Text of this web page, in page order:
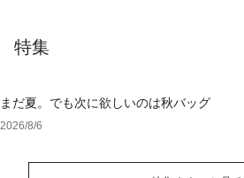
特集
まだ夏。でも次に欲しいのは秋バッグ
2026/8/6